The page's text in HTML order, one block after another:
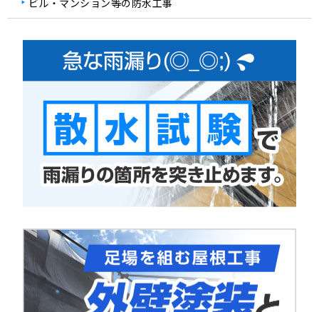
ビル・マンション等の防水工事